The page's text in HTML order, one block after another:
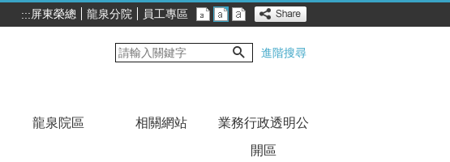
:::屏東榮總 龍泉分院 員工專區
進階搜尋
龍泉院區 相關網站
業務行政透明公
開區